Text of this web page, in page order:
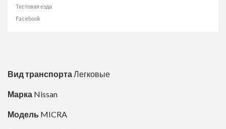
Тестовая езда
Facebook
Вид транспортаЛегковые
Марка Nissan
Модель MICRA